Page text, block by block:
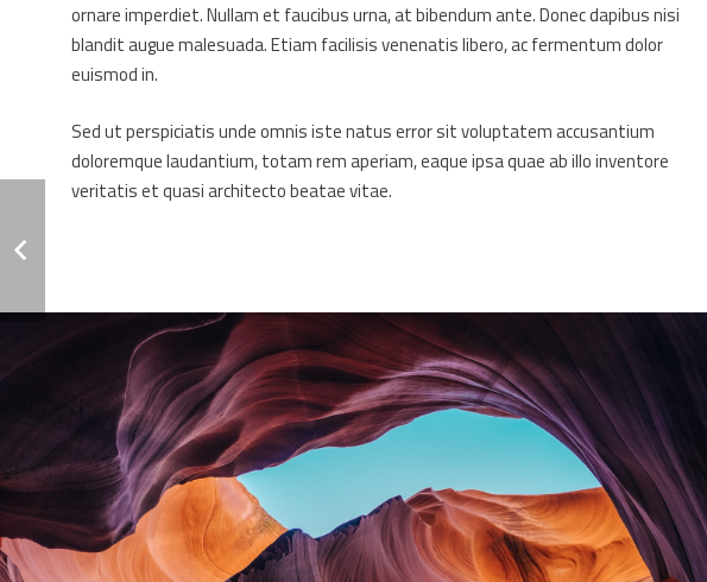
ornare imperdiet. Nullam et faucibus urna, at bibendum ante. Donec dapibus nisi
blandit augue malesuada. Etiam facilisis venenatis libero, ac fermentum dolor
euismod in.
Sed ut perspiciatis unde omnis iste natus error sit voluptatem accusantium
doloremque laudantium, totam rem aperiam, eaque ipsa quae ab illo inventore
veritatis et quasi architecto beatae vitae.